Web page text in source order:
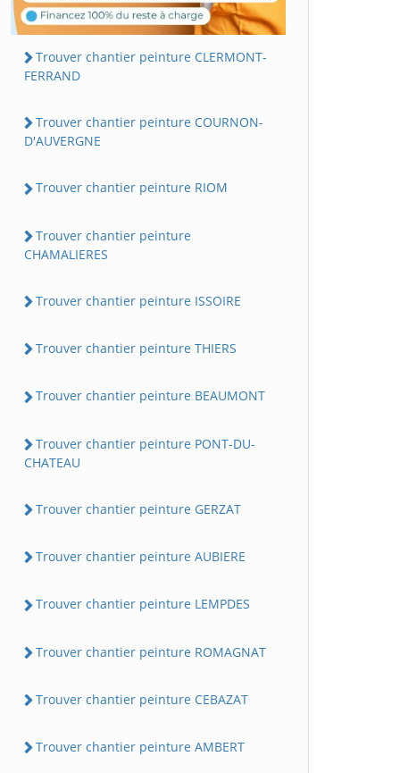
Trouver chantier peinture CLERMONT-
FERRAND
Trouver chantier peinture COURNON-
D'AUVERGNE
Trouver chantier peinture RIOM
Trouver chantier peinture
CHAMALIERES
Trouver chantier peinture ISSOIRE
Trouver chantier peinture THIERS
Trouver chantier peinture BEAUMONT
Trouver chantier peinture PONT-DU-
CHATEAU
Trouver chantier peinture GERZAT
Trouver chantier peinture AUBIERE
Trouver chantier peinture LEMPDES
Trouver chantier peinture ROMAGNAT
Trouver chantier peinture CEBAZAT
Trouver chantier peinture AMBERT